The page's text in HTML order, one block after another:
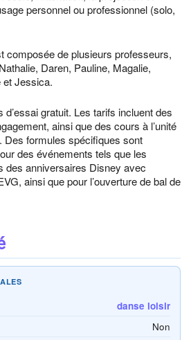
personnel ou professionnel (solo,
composée de plusieurs professeurs,
Daren, Pauline, Magalie,
et Jessica.
d’essai gratuit. Les tarifs incluent des
ainsi que des cours à l’unité
Des formules spécifiques sont
des événements tels que les
des anniversaires Disney avec
ainsi que pour l’ouverture de bal de
danse loisir
Non